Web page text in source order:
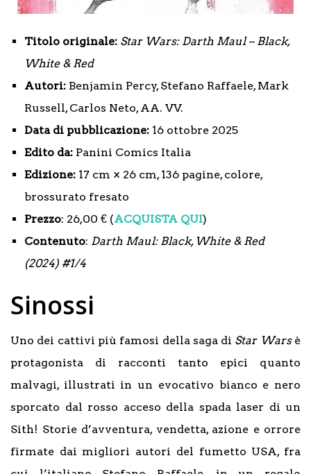
Titolo originale: Star Wars: Darth Maul – Black,
White & Red
Autori: Benjamin Percy, Stefano Raffaele, Mark
Russell, Carlos Neto, AA. VV.
Data di pubblicazione: 16 ottobre 2025
Edito da: Panini Comics Italia
Edizione: 17 cm × 26 cm, 136 pagine, colore,
brossurato fresato
Prezzo: 26,00 € (ACQUISTA QUI)
Contenuto: Darth Maul: Black, White & Red
(2024) #1/4
Sinossi
Uno dei cattivi più famosi della saga di Star Warsè
protagonista di racconti tanto epici quanto
malvagi, illustrati in un evocativo bianco e nero
sporcato dal rosso acceso della spada laser di un
Sith! Storie d’avventura, vendetta, azione e orrore
firmate dai migliori autori del fumetto USA, fra